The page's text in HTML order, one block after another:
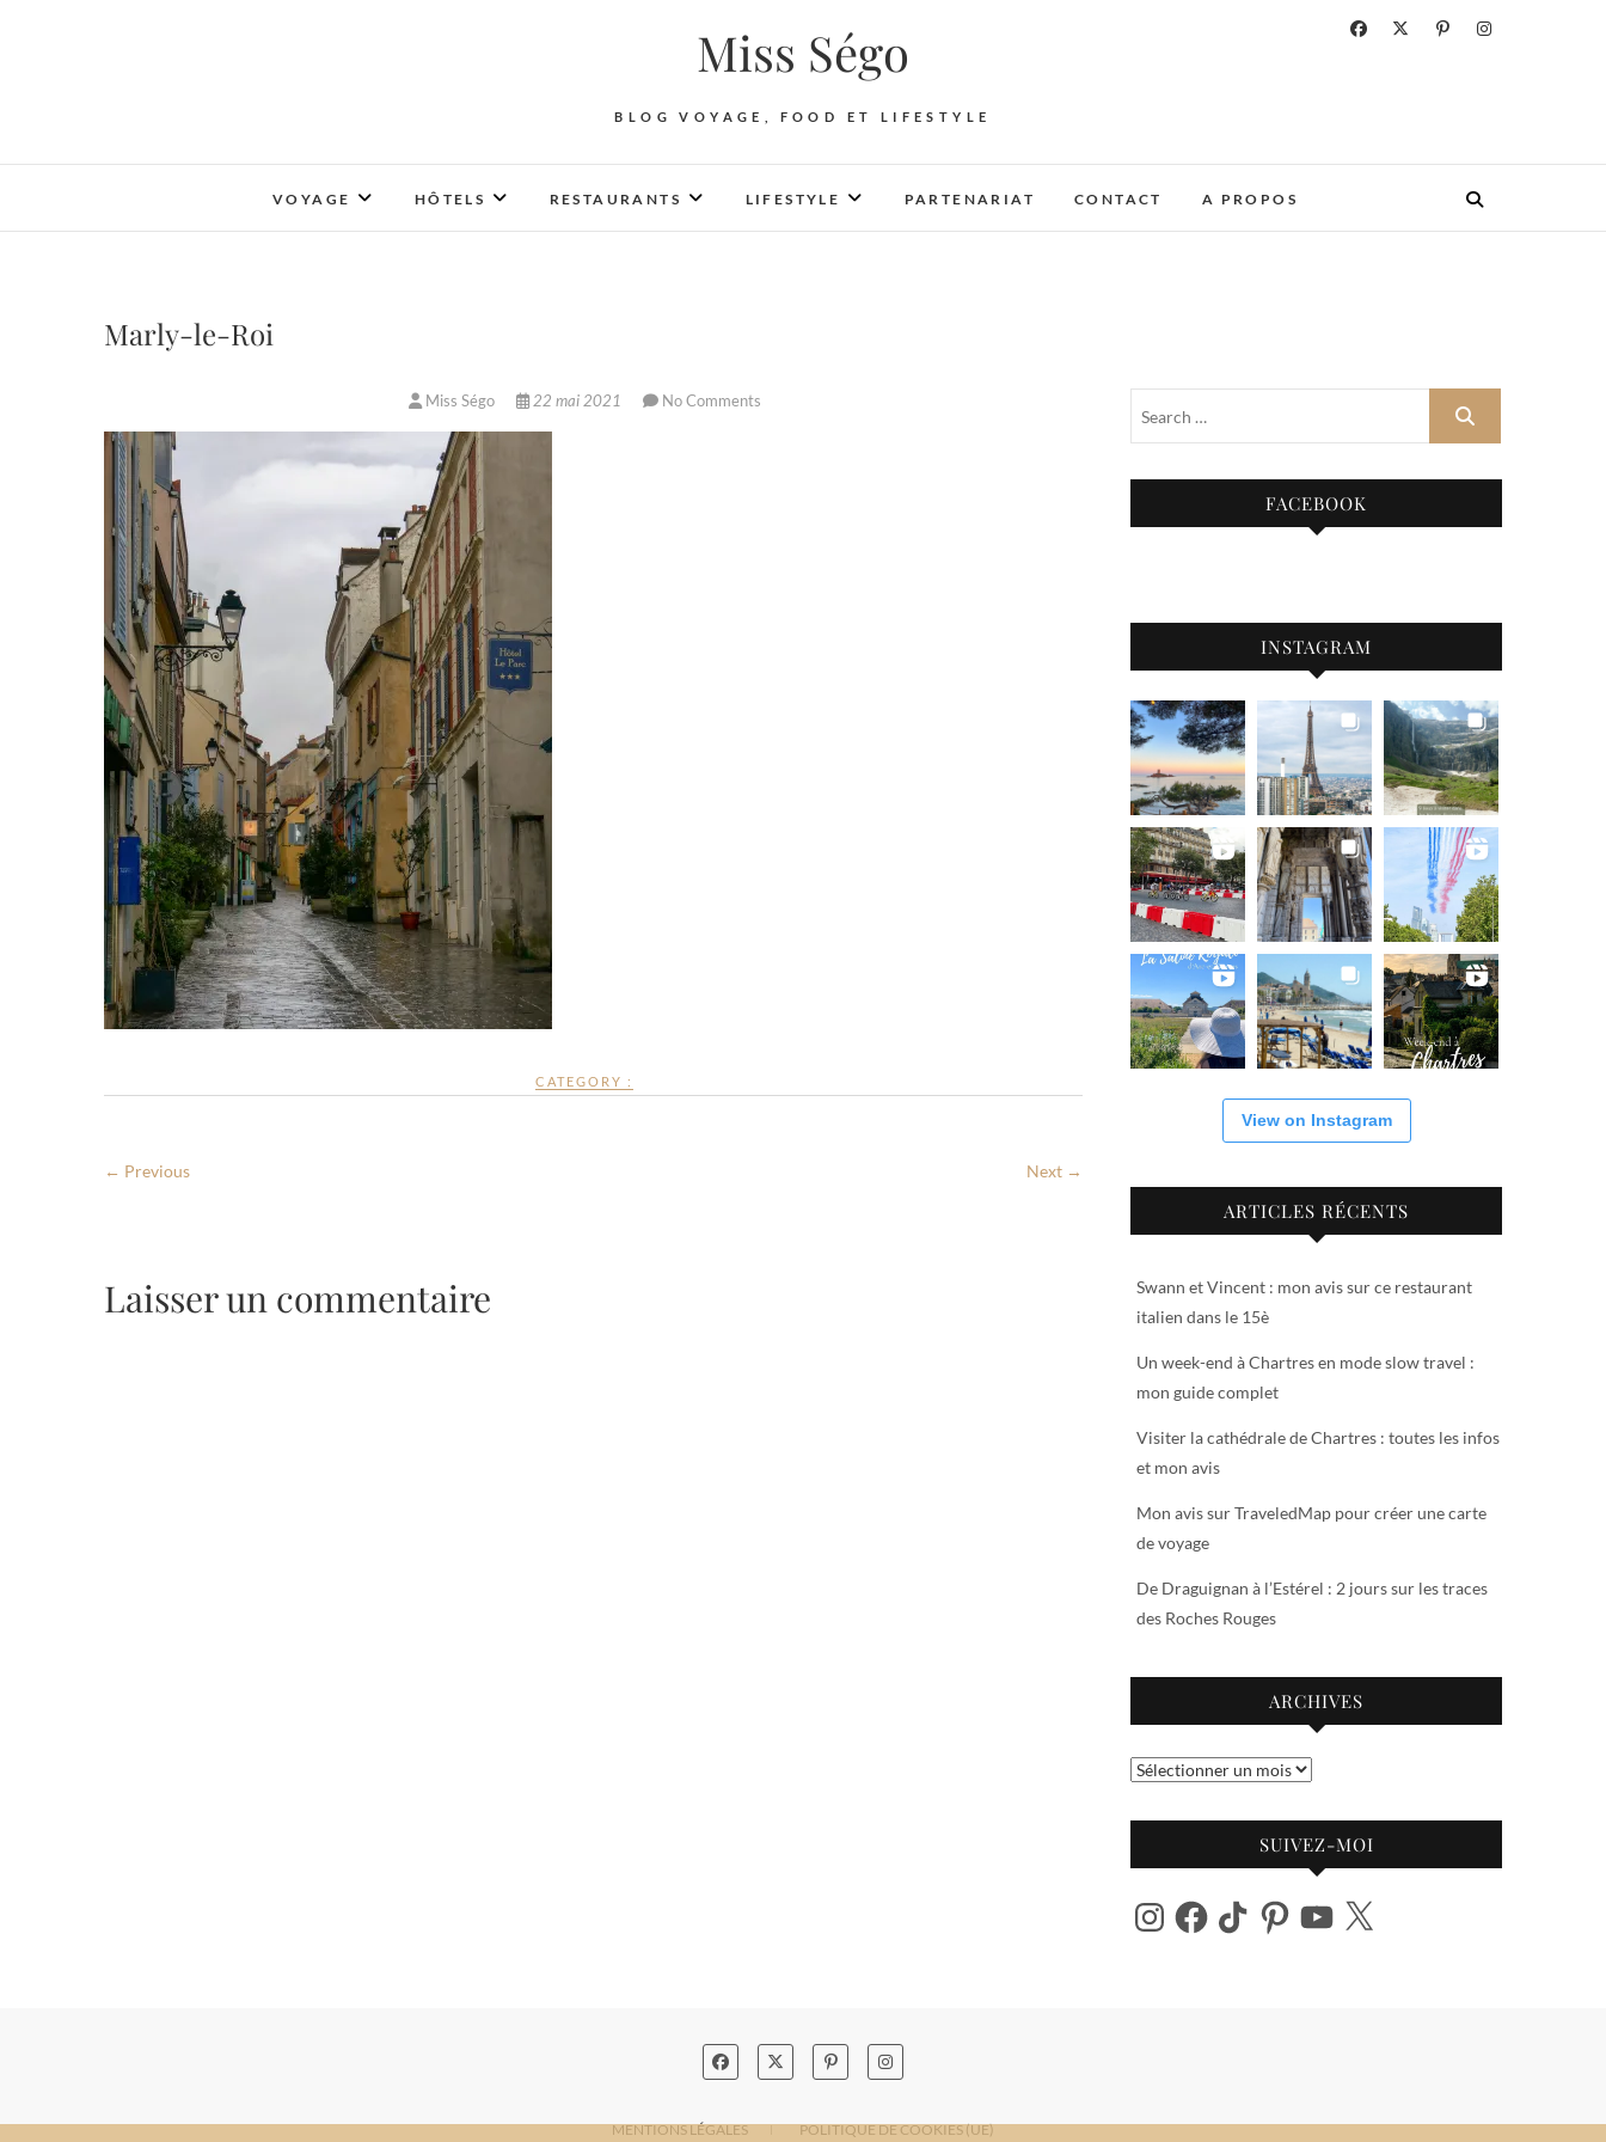
Miss Ségo
BLOG VOYAGE, FOOD ET LIFESTYLE
VOYAGE HÔTELS RESTAURANTS LIFESTYLE PARTENARIAT CONTACT A PROPOS
Marly-le-Roi
Miss Ségo 22 mai 2021 No Comments
CATEGORY :
← Previous Next →
Laisser un commentaire
FACEBOOK
INSTAGRAM
View on Instagram
ARTICLES RÉCENTS
Swann et Vincent : mon avis sur ce restaurant
italien dans le 15è
Un week-end à Chartres en mode slow travel :
mon guide complet
Visiter la cathédrale de Chartres : toutes les infos
et mon avis
Mon avis sur TraveledMap pour créer une carte
de voyage
De Draguignan à l’Estérel : 2 jours sur les traces
des Roches Rouges
ARCHIVES
Archives
SUIVEZ-MOI
InstagramFacebook
TikTok PinterestYouTube
X
MENTIONS LÉGALES POLITIQUE DE COOKIES (UE)